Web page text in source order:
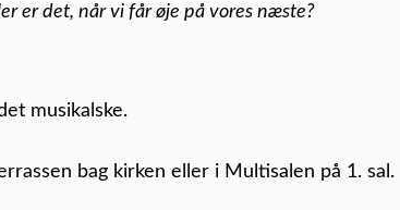
er det, når vi får øje på vores næste?
musikalske.
bag kirken eller i Multisalen på 1. sal.